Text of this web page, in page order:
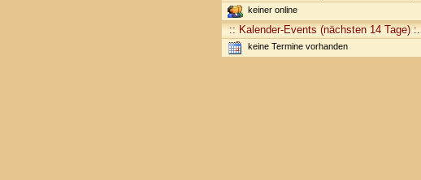
keiner online
:: Kalender-Events (nächsten 14 Tage) :.
keine Termine vorhanden